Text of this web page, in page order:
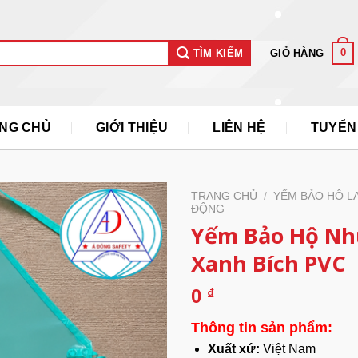
TÌM KIẾM GIỎ HÀNG 0
CHỦ GIỚI THIỆU LIÊN HỆ
TRANG CHỦ / YẾM BẢO HỘ
ĐỘNG
Yếm Bảo Hộ
Xanh Bích PVC
0 ₫
Thông tin sản phẩm:
Xuất xứ: Việt Nam